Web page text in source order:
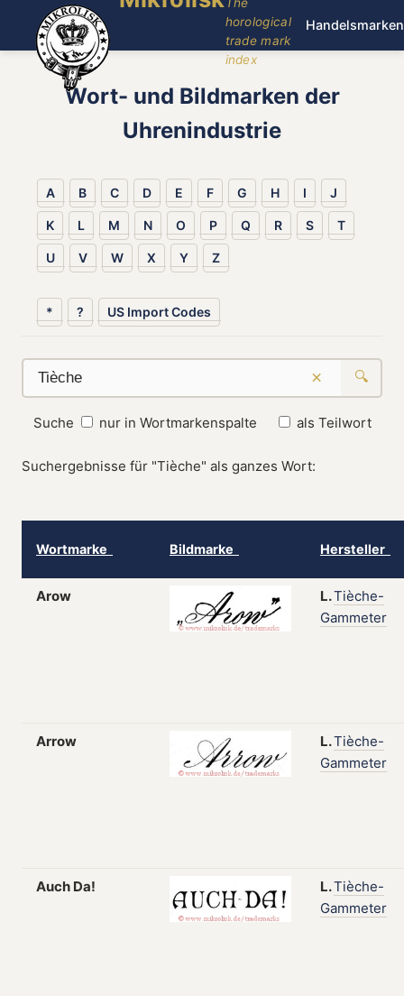
horological
trade mark
index
Handelsmarken
Wort- und Bildmarken der
Uhrenindustrie
A B C D E F G H I J
K L M N O P Q R S T
U V W X Y Z
* ? US Import Codes
× 🔍
Suche nur in Wortmarkenspalte als Teilwort
Suchergebnisse für "Tièche" als ganzes Wort:
Wortmarke Bildmarke Hersteller
Arow L.Tièche-
Gammeter
Arrow L.Tièche-
Gammeter
Auch Da! L.Tièche-
Gammeter